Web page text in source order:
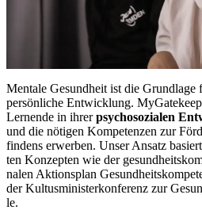
Men­ta­le Ge­sund­heit ist die Grund­la­ge
per­sön­li­che Ent­wick­lung.
Ler­nen­de in ih­rerpsy­cho­so­zia­len
und die nö­ti­gen Kom­pe­ten­zen zur
fin­dens er­wer­ben. Un­ser An­satz
ten Kon­zep­ten wie der
na­len Ak­ti­ons­plan
der Kul­tus­mi­nis­ter­kon­fe­renz zur
le.